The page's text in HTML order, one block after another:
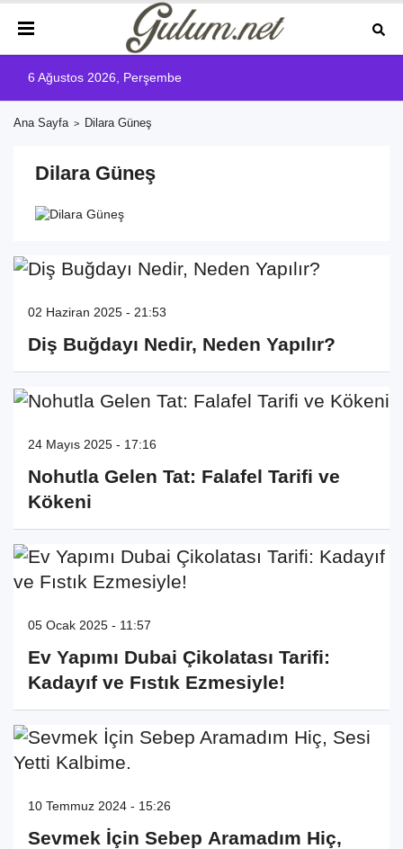
6 Ağustos 2026, Perşembe
Ana Sayfa Dilara Güneş
Dilara Güneş
02 Haziran 2025 - 21:53
Diş Buğdayı Nedir, Neden Yapılır?
24 Mayıs 2025 - 17:16
Nohutla Gelen Tat: Falafel Tarifi ve
Kökeni
05 Ocak 2025 - 11:57
Ev Yapımı Dubai Çikolatası Tarifi:
Kadayıf ve Fıstık Ezmesiyle!
10 Temmuz 2024 - 15:26
Sevmek İçin Sebep Aramadım Hiç,